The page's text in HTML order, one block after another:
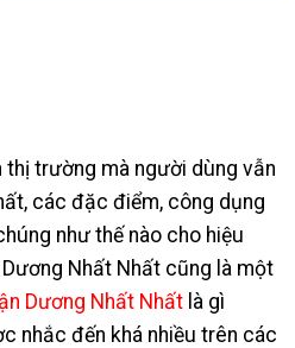
trường mà người dùng vẫn
các đặc điểm, công dụng
như thế nào cho hiệu
Nhất Nhất cũng là một
Dương Nhất Nhất là gì
nhắc đến khá nhiều trên các